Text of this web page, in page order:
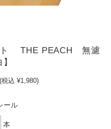
THE PEACH 無濾
(税込 ¥1,980)
ール
本